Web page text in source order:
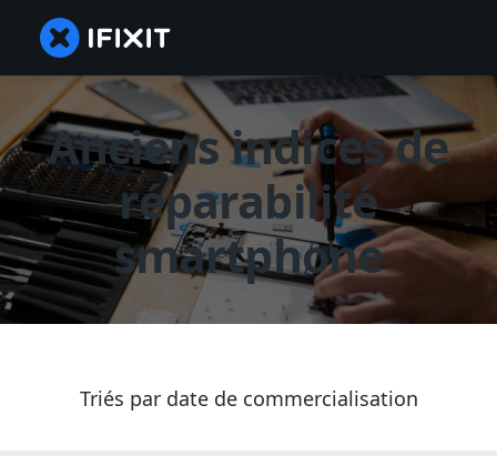
Anciens indices de
réparabilité
smartphone
Triés par date de commercialisation